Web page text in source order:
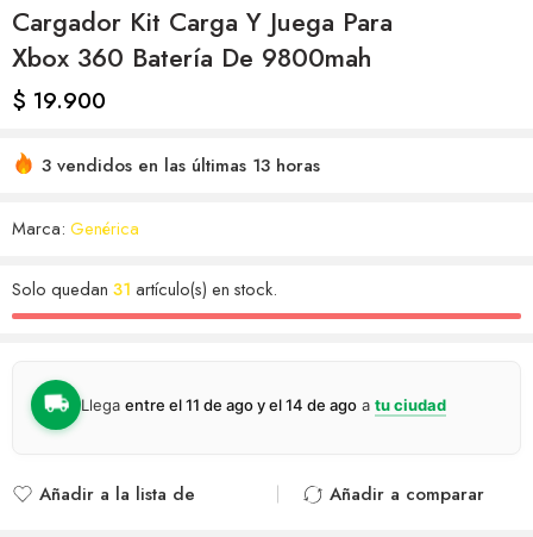
Cargador Kit Carga Y Juega Para
Xbox 360 Batería De 9800mah
$ 19.900
3 vendidos en las últimas 13 horas
Marca: Genérica
Solo quedan 31 artículo(s) en stock.
Llega entre el 11 de ago y el 14 de ago a tu ciudad
Añadir a la lista de
Añadir a comparar